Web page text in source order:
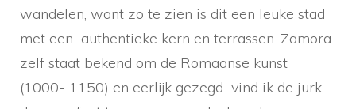
wandelen, want zo te zien is dit een leuke stad
met een authentieke kern en terrassen. Zamora
zelf staat bekend om de Romaanse kunst
(1000- 1150) en eerlijk gezegd vind ik de jurk